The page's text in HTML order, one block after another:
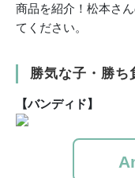
商品を紹介！松本さ
てください。
勝気な子・勝ち
【バンディド】